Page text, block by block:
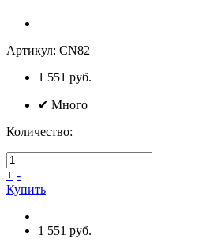
Артикул: CN82
1 551 руб.
✔ Много
Количество:
+ -
Купить
1 551 руб.